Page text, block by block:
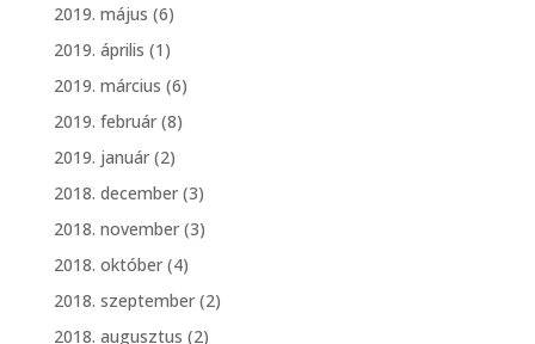
2019. május (6)
2019. április (1)
2019. március (6)
2019. február(8)
2019. január(2)
2018. december(3)
2018. november(3)
2018. október(4)
2018. szeptember(2)
2018. augusztus (2)